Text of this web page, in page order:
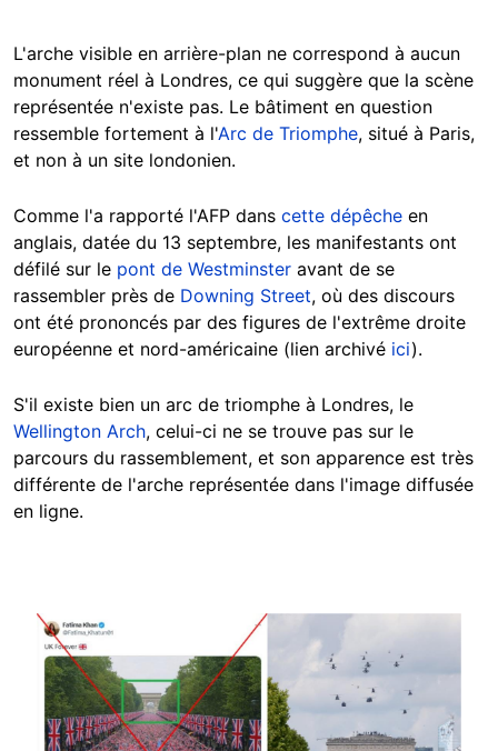
L'arche visible en arrière-plan ne correspond à aucun
monument réel à Londres, ce qui suggère que la scène
représentée n'existe pas. Le bâtiment en question
ressemble fortement à l'Arc de Triomphe, situé à Paris,
et non à un site londonien.
Comme l'a rapporté l'AFP dans cette dépêche en
anglais, datée du 13 septembre, les manifestants ont
défilé sur le pont de Westminster avant de se
rassembler près de Downing Street, où des discours
ont été prononcés par des figures de l'extrême droite
européenne et nord-américaine (lien archivé ici).
S'il existe bien un arc de triomphe à Londres, le
Wellington Arch, celui-ci ne se trouve pas sur le
parcours du rassemblement, et son apparence est très
différente de l'arche représentée dans l'image diffusée
en ligne.
Image